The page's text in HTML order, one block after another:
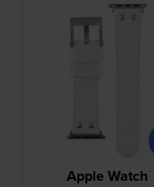
Apple Watch